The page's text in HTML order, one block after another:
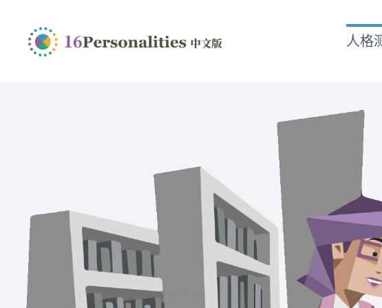
人格